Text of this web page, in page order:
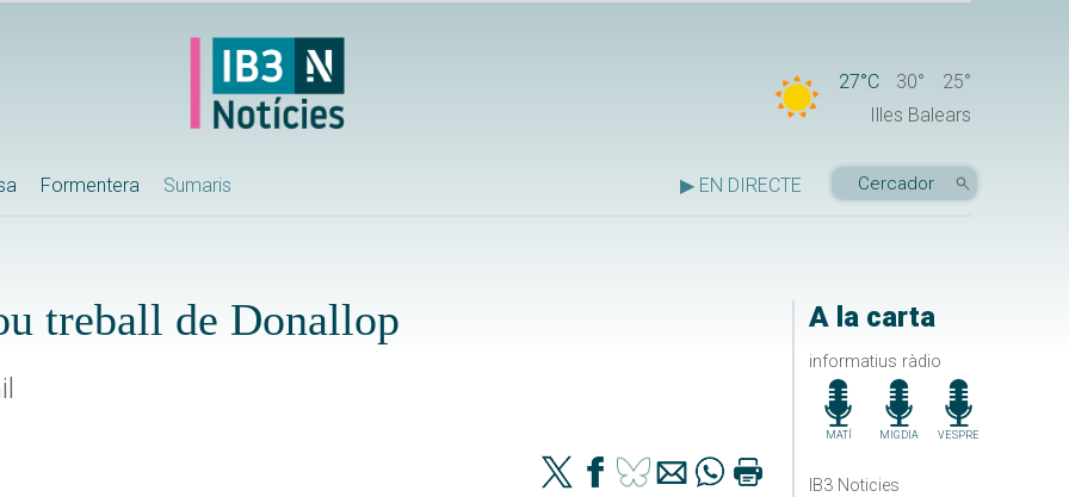
27°C 30°
25°
Illes Balears
Formentera Sumaris ▶ EN DIRECTE
A la carta
informatius ràdio
MATÍ MIGDIA VESPRE
IB3 Noticies
treball de Donallop